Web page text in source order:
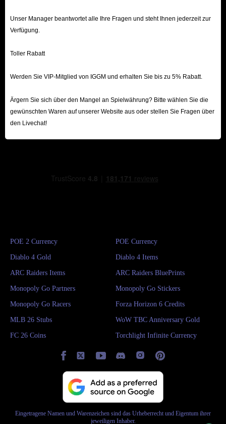
Unser Manager beantwortet alle Ihre Fragen und steht Ihnen jederzeit zur
Verfügung.
Toller Rabatt
Werden Sie VIP-Mitglied von IGGM und erhalten Sie bis zu 5% Rabatt.
Ärgern Sie sich über den Mangel an Spielwährung? Bitte wählen Sie die
gewünschten Waren auf unserer Website aus oder stellen Sie Fragen über
den Livechat!
POE 2 Currency POE Currency
Diablo 4 Gold Diablo 4 Items
ARC Raiders Items ARC Raiders BluePrints
Monopoly Go Partners Monopoly Go Stickers
Monopoly Go Racers Forza Horizon 6 Credits
MLB 26 Stubs WoW TBC Anniversary Gold
FC 26 Coins Torchlight Infinite Currency
Eingetragene Namen und Warenzeichen sind das Urheberrecht und Eigentum ihrer
jeweiligen Inhaber.